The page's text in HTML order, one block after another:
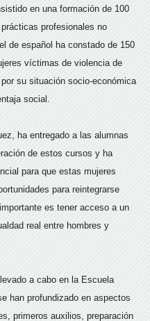
en una formación de 100
profesionales no
de español ha constado de 150
víctimas de violencia de
su situación socio-económica
social.
ha entregado a las alumnas
de estos cursos y ha
para que estas mujeres
para reintegrarse
es tener acceso a un
real entre hombres y
a cabo en la Escuela
han profundizado en aspectos
primeros auxilios, preparación